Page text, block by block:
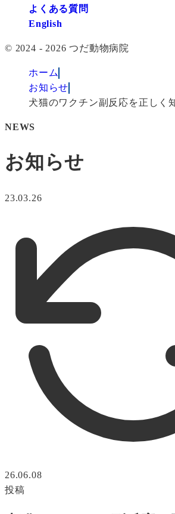
よくある質問
English
© 2024 - 2026 つだ動物病院
ホーム
お知らせ
犬猫のワクチン副反応を正しく
NEWS
お知らせ
23.03.26
26.06.08
投稿